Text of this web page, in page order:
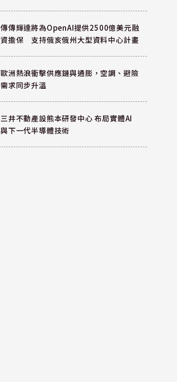
傳傳輝達將為OpenAI提供2500億美元融
資擔保 支持俄亥俄州大型資料中心計畫
歐洲熱浪衝擊供應鏈與通膨，空調、避險
需求同步升溫
三井不動產設熊本研發中心 布局實體AI
與下一代半導體技術